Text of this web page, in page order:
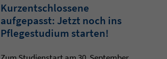
Kurzentschlossene
aufgepasst: Jetzt noch ins
Pflegestudium starten!